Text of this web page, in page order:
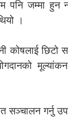
पनि जम्मा
।
कोषलाई छिटो
सञ्चालन गर्नु